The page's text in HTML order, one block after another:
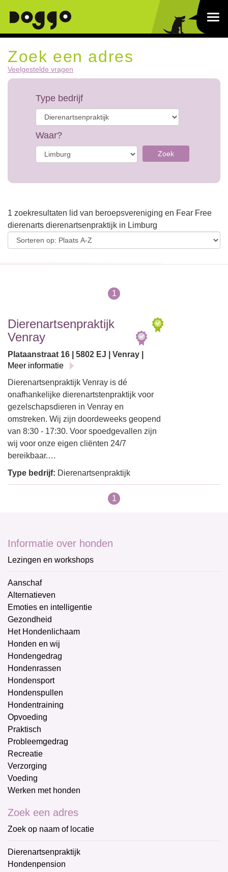
Zoek een adres
Veelgestelde vragen
Type bedrijf
Waar?
Zoek
1 zoekresultaten lid van beroepsvereniging en Fear Free
dierenarts dierenartsenpraktijk in Limburg
1
Dierenartsenpraktijk
Venray
Plataanstraat 16 | 5802 EJ | Venray |
Meer informatie
Dierenartsenpraktijk Venray is dé
onafhankelijke dierenartstenpraktijk voor
gezelschapsdieren in Venray en
omstreken. Wij zijn doordeweeks geopend
van 8:30 - 17:30. Voor spoedgevallen zijn
wij voor onze eigen cliënten 24/7
bereikbaar.…
Type bedrijf: Dierenartsenpraktijk
1
Informatie over honden
Lezingen en workshops
Aanschaf
Alternatieven
Emoties en intelligentie
Gezondheid
Het Hondenlichaam
Honden en wij
Hondengedrag
Hondenrassen
Hondensport
Hondenspullen
Hondentraining
Opvoeding
Praktisch
Probleemgedrag
Recreatie
Verzorging
Voeding
Werken met honden
Zoek een adres
Zoek op naam of locatie
Dierenartsenpraktijk
Hondenpension